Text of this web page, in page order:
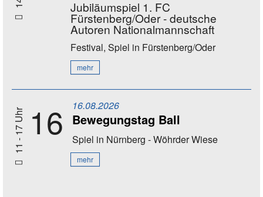
Jubiläumspiel 1. FC
Fürstenberg/Oder - deutsche
Autoren Nationalmannschaft
Festival, Spiel in Fürstenberg/Oder
mehr
11 - 17 Uhr 16 16.08.2026
Bewegungstag Ball
Spiel in Nürnberg - Wöhrder Wiese
mehr